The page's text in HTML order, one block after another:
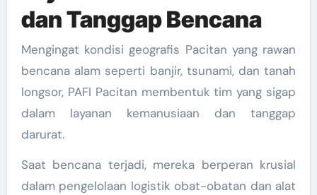
dan Tanggap Bencana
Mengingat kondisi geografis Pacitan yang rawan
bencana alam seperti banjir, tsunami, dan tanah
longsor, PAFI Pacitan membentuk tim yang sigap
dalam layanan kemanusiaan dan tanggap
darurat.
Saat bencana terjadi, mereka berperan krusial
dalam pengelolaan logistik obat-obatan dan alat